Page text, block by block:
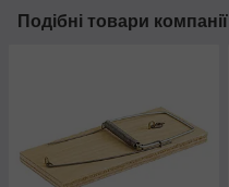
Подібні товари компанії